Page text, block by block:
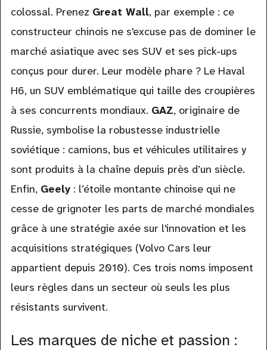
colossal. Prenez Great Wall, par exemple : ce
constructeur chinois ne s'excuse pas de dominer le
marché asiatique avec ses SUV et ses pick-ups
conçus pour durer. Leur modèle phare ? Le Haval
H6, un SUV emblématique qui taille des croupières
à ses concurrents mondiaux. GAZ, originaire de
Russie, symbolise la robustesse industrielle
soviétique : camions, bus et véhicules utilitaires y
sont produits à la chaîne depuis près d’un siècle.
Enfin, Geely: l’étoile montante chinoise qui ne
cesse de grignoter les parts de marché mondiales
grâce à une stratégie axée sur l'innovation et les
acquisitions stratégiques (Volvo Cars leur
appartient depuis 2010). Ces trois noms imposent
leurs règles dans un secteur où seuls les plus
résistants survivent.
Les marques de niche et passion :